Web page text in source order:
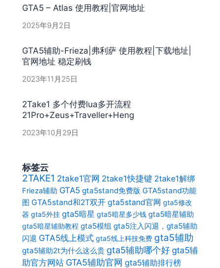
GTA5 – Atlas 使用教程|官网地址
2025年9月2日
GTA5辅助-Frieza|弗利萨 使用教程|下载地址|
官网地址 稳定刷钱
2023年11月25日
2Take1 多个付费lua多开流程
21Pro+Zeus+Traveller+Heng
2023年10月29日
标签云
2TAKE1 2take1官网 2take1快捷键 2take1解绑
Frieza辅助 GTA5 gta5stand免费版 GTA5stand功能
图 GTA5stand和2T双开 gta5stand官网 gta5修改
器 gta5外挂 gta5暗星 gta5暗星多少钱 gta5暗星辅助
gta5暗星辅助教程 gta5模组 gta5注入闪退，gta5辅助
闪退 GTA5线上模式 gta5线上科技免费 gta5辅助
gta5辅助2t为什么这么贵 gta5辅助哪个好gta5辅
助官方网站 GTA5辅助官网 gta5辅助排行榜